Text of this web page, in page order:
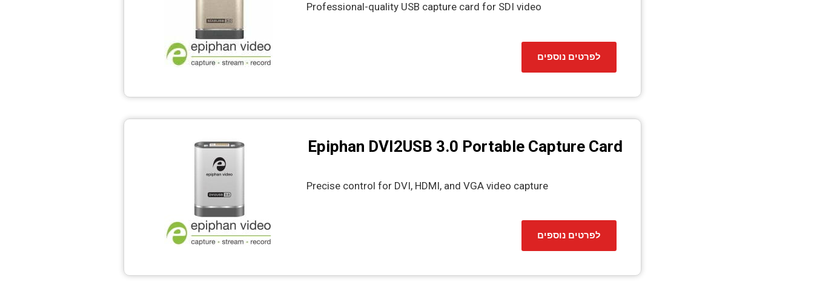
Professional-quality USB capture card for SDI video
לפרטים נוספים
Epiphan DVI2USB 3.0 Portable Capture Card
Precise control for DVI, HDMI, and VGA video capture
לפרטים נוספים